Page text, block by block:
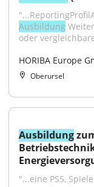
Ausbildung
oder
HORIBA Europe
Oberursel
Ausbildung
"...eine PS5,